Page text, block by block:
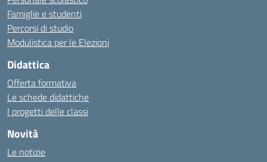
Famiglie e studenti
Percorsi di studio
Modulistica per le Elezioni
Didattica
Offerta formativa
Le schede didattiche
I progetti delle classi
Novità
Le notizie